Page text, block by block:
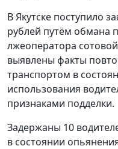
В Якутске поступило
рублей путём обмана
лжеоператора
выявлены факты
транспортом в
использования
признаками подделки.
Задержаны 10
в состоянии